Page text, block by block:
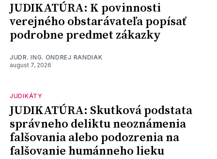
JUDIKATÚRA: K povinnosti
verejného obstarávateľa popísať
podrobne predmet zákazky
JUDR. ING. ONDREJ RANDIAK
august 7, 2026
JUDIKÁTY
JUDIKATÚRA: Skutková podstata
správneho deliktu neoznámenia
falšovania alebo podozrenia na
falšovanie humánneho lieku